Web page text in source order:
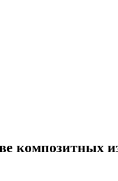
композитных